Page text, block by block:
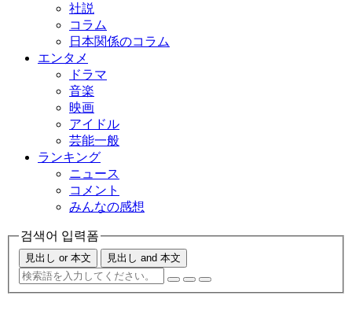
社説
コラム
日本関係のコラム
エンタメ
ドラマ
音楽
映画
アイドル
芸能一般
ランキング
ニュース
コメント
みんなの感想
검색어 입력폼
見出し or 本文 見出し and 本文